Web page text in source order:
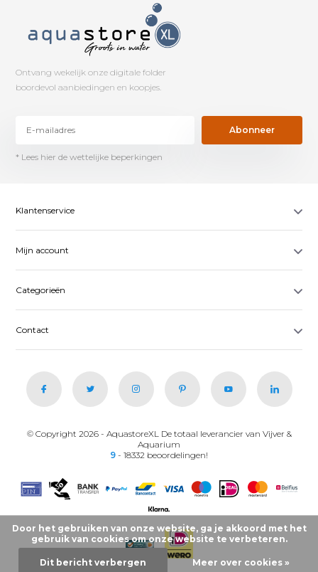
Ontvang wekelijk onze digitale folder
boordevol aanbiedingen en koopjes.
Abonneer
* Lees hier de wettelijke beperkingen
Klantenservice
Mijn account
Categorieën
Contact
© Copyright 2026 - AquastoreXL De totaal leverancier van Vijver &
Aquarium
9 - 18332 beoordelingen!
Door het gebruiken van onze website, ga je akkoord met het
gebruik van cookies om onze website te verbeteren.
Dit bericht verbergen Meer over cookies »